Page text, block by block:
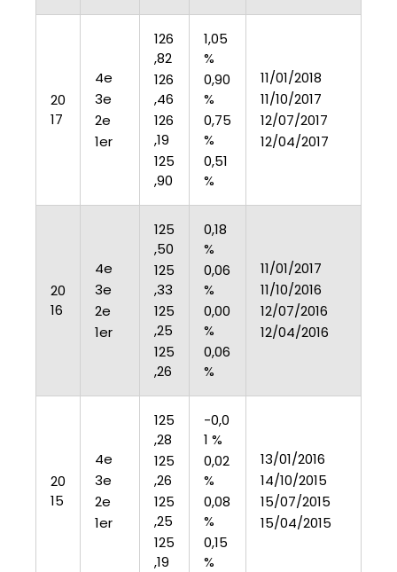
20
17
4e
3e
2e
1er
126
,82
126
,46
126
,19
125
,90
1,05
%
0,90
%
0,75
%
0,51
%
11/01/2018
11/10/2017
12/07/2017
12/04/2017
20
16
4e
3e
2e
1er
125
,50
125
,33
125
,25
125
,26
0,18
%
0,06
%
0,00
%
0,06
%
11/01/2017
11/10/2016
12/07/2016
12/04/2016
20
15
4e
3e
2e
1er
125
,28
125
,26
125
,25
125
,19
-0,0
1 %
0,02
%
0,08
%
0,15
%
13/01/2016
14/10/2015
15/07/2015
15/04/2015